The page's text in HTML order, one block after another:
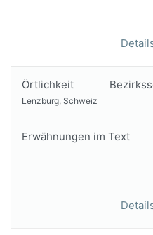
Örtlichkeit
Lenzburg, Schweiz
Erwähnungen im Text